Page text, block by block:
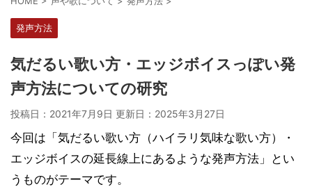
発声方法
気だるい歌い方・エッジボイスっぽい発
声方法についての研究
投稿日：2021年7月9日 更新日： 2025年3月27日
今回は「気だるい歌い方（ハイラリ気味な歌い方）・
エッジボイスの延長線上にあるような発声方法」とい
うものがテーマです。